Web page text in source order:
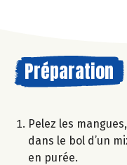
Préparation
Pelez les
dans le bol d’un
en purée.